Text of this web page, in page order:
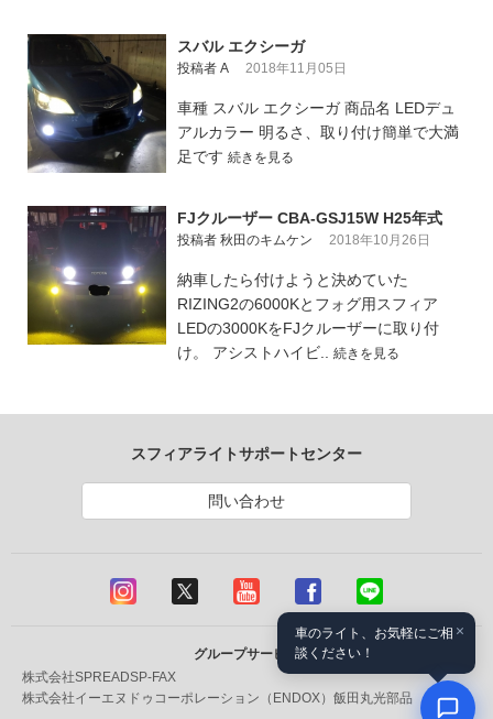
スバル エクシーガ
投稿者 A 2018年11月05日
車種 スバル エクシーガ 商品名 LEDデュ
アルカラー 明るさ、取り付け簡単で大満
足です 続きを見る
FJクルーザー CBA-GSJ15W H25年式
投稿者 秋田のキムケン 2018年10月26日
納車したら付けようと決めていた
RIZING2の6000Kとフォグ用スフィア
LEDの3000KをFJクルーザーに取り付
け。 アシストハイビ.. 続きを見る
スフィアライトサポートセンター
問い合わせ
グループサービス
株式会社SPREADSP-FAX
株式会社イーエヌドゥコーポレーション（ENDOX） 飯田丸光部品
×
車のライト、お気軽にご相
談ください！